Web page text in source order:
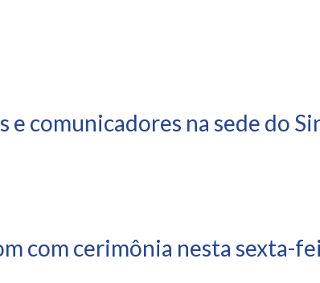
comunicadores na sede do
com cerimônia nesta sexta-